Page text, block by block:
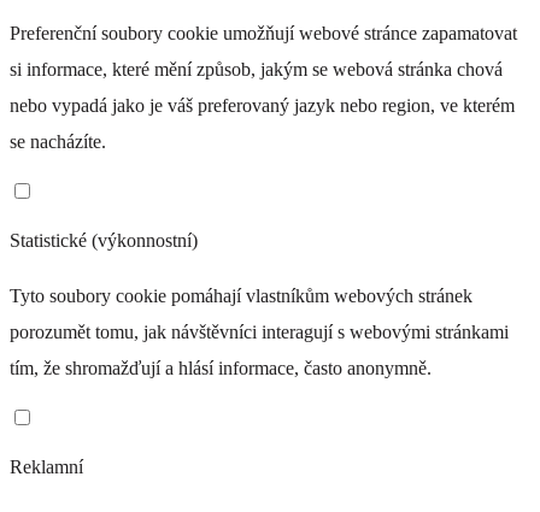
Preferenční soubory cookie umožňují webové stránce zapamatovat
si informace, které mění způsob, jakým se webová stránka chová
nebo vypadá jako je váš preferovaný jazyk nebo region, ve kterém
se nacházíte.
Statistické (výkonnostní)
Tyto soubory cookie pomáhají vlastníkům webových stránek
porozumět tomu, jak návštěvníci interagují s webovými stránkami
tím, že shromažďují a hlásí informace, často anonymně.
Reklamní